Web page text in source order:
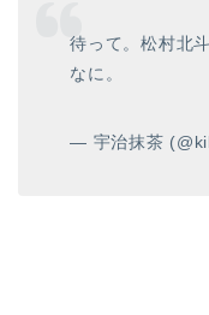
待って。松村北
なに。
— 宇治抹茶